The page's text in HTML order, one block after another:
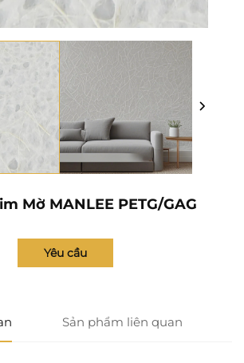
Mờ MANLEE PETG/GAG
Yêu cầu
Sản phẩm liên quan